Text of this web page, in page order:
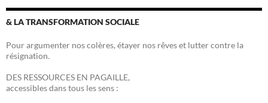
& LA TRANSFORMATION SOCIALE
Pour argumenter nos colères, étayer nos rêves et lutter contre la
résignation.
DES RESSOURCES EN PAGAILLE,
accessibles dans tous les sens :